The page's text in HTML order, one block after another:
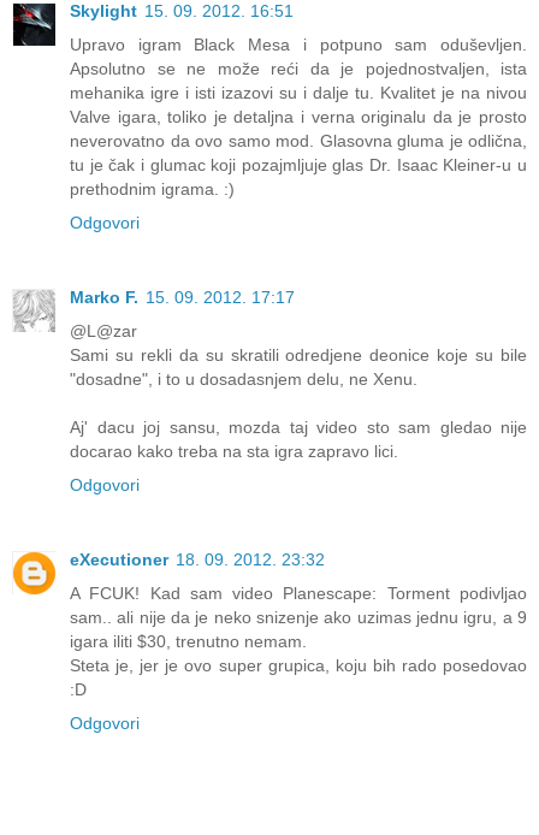
Skylight 15. 09. 2012. 16:51
Upravo igram Black Mesa i potpuno sam oduševljen.
Apsolutno se ne može reći da je pojednostvaljen, ista
mehanika igre i isti izazovi su i dalje tu. Kvalitet je na nivou
Valve igara, toliko je detaljna i verna originalu da je prosto
neverovatno da ovo samo mod. Glasovna gluma je odlična,
tu je čak i glumac koji pozajmljuje glas Dr. Isaac Kleiner-u u
prethodnim igrama. :)
Odgovori
Marko F. 15. 09. 2012. 17:17
@L@zar
Sami su rekli da su skratili odredjene deonice koje su bile
"dosadne", i to u dosadasnjem delu, ne Xenu.
Aj' dacu joj sansu, mozda taj video sto sam gledao nije
docarao kako treba na sta igra zapravo lici.
Odgovori
eXecutioner 18. 09. 2012. 23:32
A FCUK! Kad sam video Planescape: Torment podivljao
sam.. ali nije da je neko snizenje ako uzimas jednu igru, a 9
igara iliti $30, trenutno nemam.
Steta je, jer je ovo super grupica, koju bih rado posedovao
:D
Odgovori